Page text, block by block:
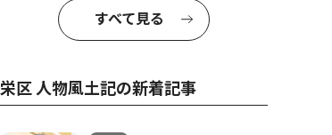
すべて見る
栄区 人物風土記の新着記事